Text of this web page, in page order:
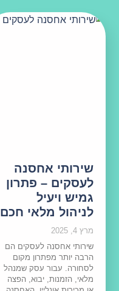
שירותי אחסנה
לעסקים – פתרון
גמיש ויעיל
לניהול מלאי חכם
מרץ 4, 2025
שירותי אחסנה לעסקים הם
הרבה יותר מפתרון מקום
לסחורה. עבור עסק שמנהל
מלאי, הזמנות, יבוא, הפצה